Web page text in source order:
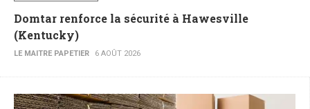
Domtar renforce la sécurité à Hawesville
(Kentucky)
LE MAITRE PAPETIER 6 AOÛT 2026